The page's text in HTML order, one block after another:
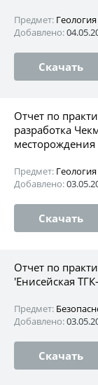
Предмет: Геология
Добавлено:
Скачать
Отчет по
разработка
месторождения
Предмет: Геология
Добавлено:
Скачать
Отчет по
'Енисейская
Предмет:
Добавлено:
Скачать